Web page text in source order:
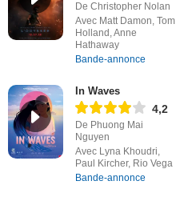
De Christopher Nolan
Avec Matt Damon, Tom
Holland, Anne
Hathaway
Bande-annonce
In Waves
4,2
De Phuong Mai
Nguyen
Avec Lyna Khoudri,
Paul Kircher, Rio Vega
Bande-annonce